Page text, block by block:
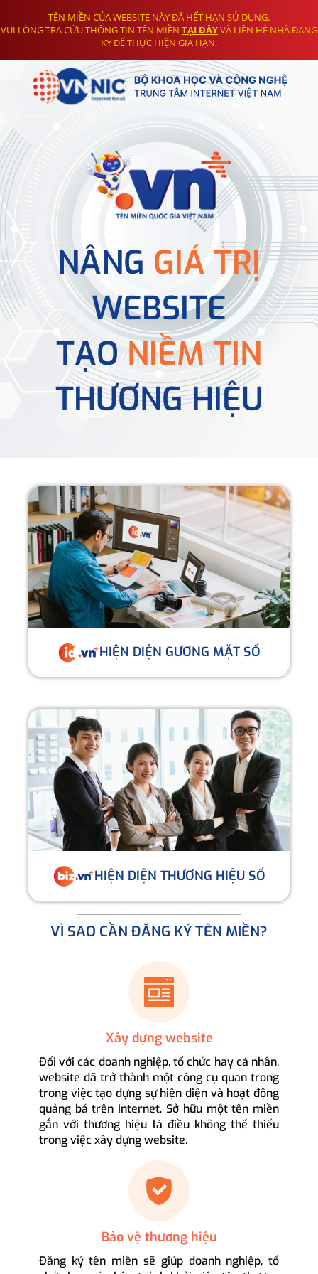
TÊN MIỀN CỦA WEBSITE NÀY ĐÃ HẾT HẠN SỬ DỤNG.
VUI LÒNG TRA CỨU THÔNG TIN TÊN MIỀN TẠI ĐÂYVÀ LIÊN HỆ NHÀ ĐĂNG
KÝ ĐỂ THỰC HIỆN GIA HẠN.
NÂNG GIÁ TRỊ
WEBSITE
TẠONIỀM TIN
THƯƠNG HIỆU
HIỆN DIỆN GƯƠNG MẶT SỐ
HIỆN DIỆN THƯƠNG HIỆU SỐ
VÌ SAO CẦN ĐĂNG KÝ TÊN MIỀN?
Xây dựng website
Đối với các doanh nghiệp, tổ chức hay cá nhân,
website đã trở thành một công cụ quan trọng
trong việc tạo dựng sự hiện diện và hoạt động
quảng bá trên Internet. Sở hữu một tên miền
gắn với thương hiệu là điều không thể thiếu
trong việc xây dựng website.
Bảo vệ thương hiệu
Đăng ký tên miền sẽ giúp doanh nghiệp, tổ